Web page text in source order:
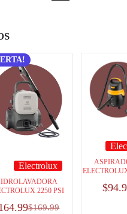
Electrolux
2250 PSI
$169.99
$